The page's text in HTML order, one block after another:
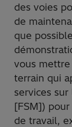
des voies
de
que
vous mettre
terrain qui
services
[FSM])
de travail,